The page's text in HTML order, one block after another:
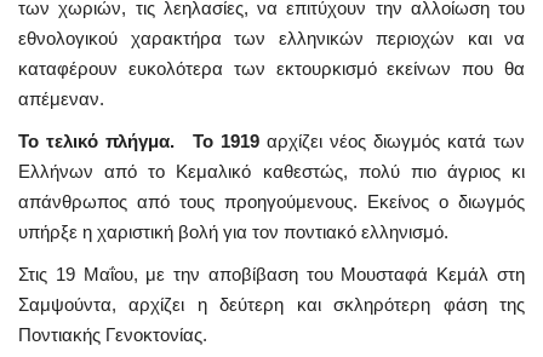
των χωριών, τις λεηλασίες, να επιτύχουν την αλλοίωση του
εθνολογικού χαρακτήρα των ελληνικών περιοχών και να
καταφέρουν ευκολότερα των εκτουρκισμό εκείνων που θα
απέμεναν.
Το τελικό πλήγμα. Το 1919 αρχίζει νέος διωγμός κατά των
Ελλήνων από το Κεμαλικό καθεστώς, πολύ πιο άγριος κι
απάνθρωπος από τους προηγούμενους. Εκείνος ο διωγμός
υπήρξε η χαριστική βολή για τον ποντιακό ελληνισμό.
Στις 19 Μαΐου, με την αποβίβαση του Μουσταφά Κεμάλ στη
Σαμψούντα, αρχίζει η δεύτερη και σκληρότερη φάση της
Ποντιακής Γενοκτονίας.